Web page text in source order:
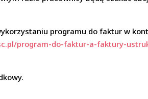
programu do faktur w
program-do-faktur-a-faktury-